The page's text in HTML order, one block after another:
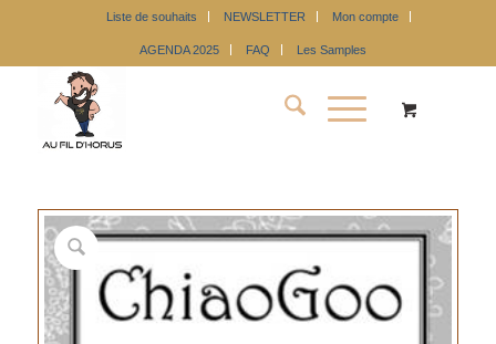
Liste de souhaits NEWSLETTER Mon compte
AGENDA 2025 FAQ Les Samples